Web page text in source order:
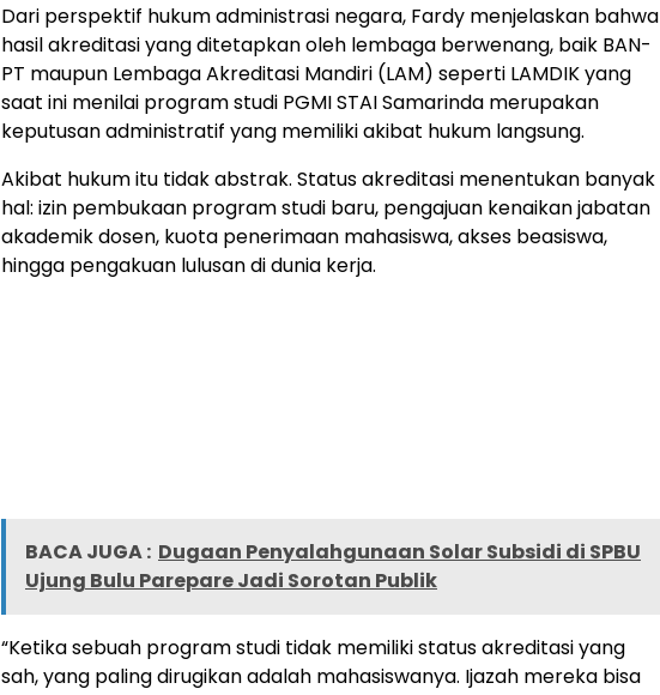
Dari perspektif hukum administrasi negara, Fardy menjelaskan bahwa
hasil akreditasi yang ditetapkan oleh lembaga berwenang, baik BAN-
PT maupun Lembaga Akreditasi Mandiri (LAM) seperti LAMDIK yang
saat ini menilai program studi PGMI STAI Samarinda merupakan
keputusan administratif yang memiliki akibat hukum langsung.
Akibat hukum itu tidak abstrak. Status akreditasi menentukan banyak
hal: izin pembukaan program studi baru, pengajuan kenaikan jabatan
akademik dosen, kuota penerimaan mahasiswa, akses beasiswa,
hingga pengakuan lulusan di dunia kerja.
BACA JUGA : Dugaan Penyalahgunaan Solar Subsidi di SPBU
Ujung Bulu Parepare Jadi Sorotan Publik
“Ketika sebuah program studi tidak memiliki status akreditasi yang
sah, yang paling dirugikan adalah mahasiswanya. Ijazah mereka bisa